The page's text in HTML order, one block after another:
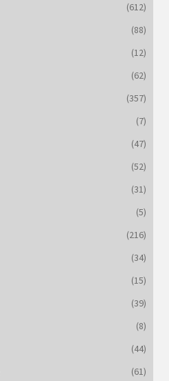
(612)
(88)
(12)
(62)
(357)
(7)
(47)
(52)
(31)
(5)
(216)
(34)
(15)
(39)
(8)
(44)
(61)